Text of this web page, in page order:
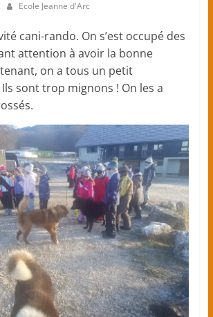
Ecole Jeanne d'Arc
cani-rando. On s’est occupé des
attention à avoir la bonne
on a tous un petit
sont trop mignons ! On les a